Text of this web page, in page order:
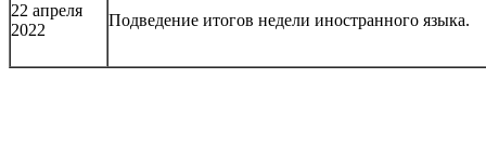
22 апреля
2022
Подведение итогов недели иностранного языка.